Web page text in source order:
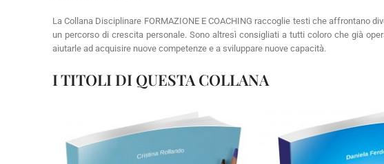
La Collana Disciplinare FORMAZIONE E COACHING raccoglie testi che
un percorso di crescita personale. Sono altresì consigliati a tutti coloro che già
aiutarle ad acquisire nuove competenze e a sviluppare nuove capacità.
I TITOLI DI QUESTA COLLANA